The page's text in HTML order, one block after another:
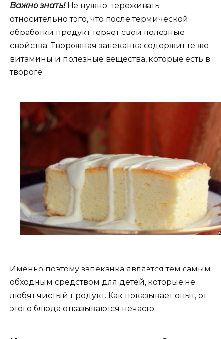
Важно знать!Не нужно переживать
относительно того, что после термической
обработки продукт теряет свои полезные
свойства. Творожная запеканка содержит те же
витамины и полезные вещества, которые есть в
твороге.
Именно поэтому запеканка является тем самым
обходным средством для детей, которые не
любят чистый продукт. Как показывает опыт, от
этого блюда отказываются нечасто.